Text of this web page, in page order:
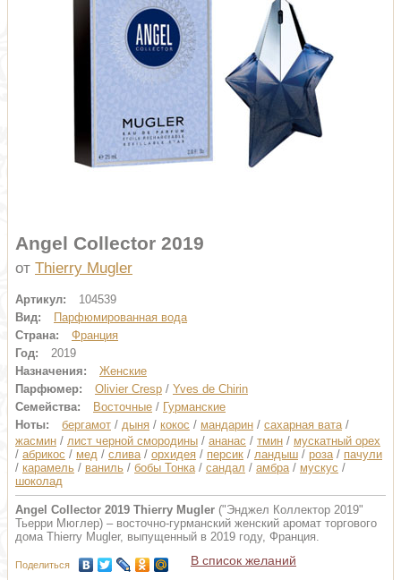
Angel Collector 2019
от Thierry Mugler
Артикул:
104539
Вид:
Парфюмированная вода
Страна:
Франция
Год:
2019
Назначения:
Женские
Парфюмер:
Olivier Cresp / Yves de Chirin
Семейства:
Восточные / Гурманские
Ноты:
бергамот / дыня / кокос / мандарин / сахарная вата/
жасмин / лист черной смородины / ананас / тмин / мускатный орех
/ абрикос / мед / слива/ орхидея / персик / ландыш / роза/ пачули
/ карамель / ваниль / бобы Тонка/ сандал / амбра/ мускус /
шоколад
Angel Collector 2019 Thierry Mugler ("Энджел Коллектор 2019"
Тьерри Мюглер) – восточно-гурманский женский аромат торгового
дома Thierry Mugler, выпущенный в 2019 году, Франция.
Поделиться В список желаний